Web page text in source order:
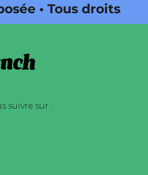
• Tous droits
Tous droits
Web •
suivre sur :